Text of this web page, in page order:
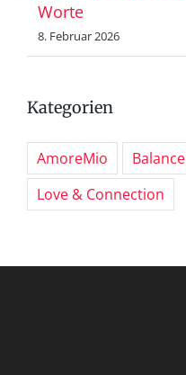
Worte
8. Februar 2026
Kategorien
AmoreMio Balance
Love & Connection